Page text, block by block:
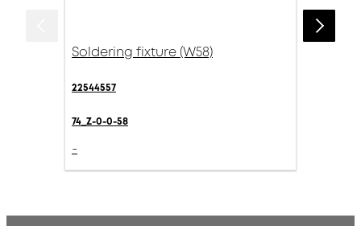
Soldering fixture (W58)
22544557
74_Z-0-0-58
-